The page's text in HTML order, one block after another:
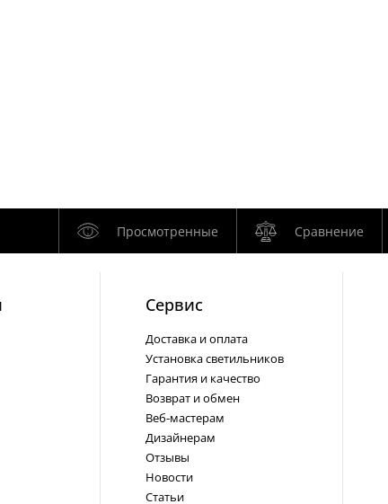
Просмотренные Сравнение
Cервис
Доставка и оплата
Установка светильников
Гарантия и качество
Возврат и обмен
Веб-мастерам
Дизайнерам
Отзывы
Новости
Статьи